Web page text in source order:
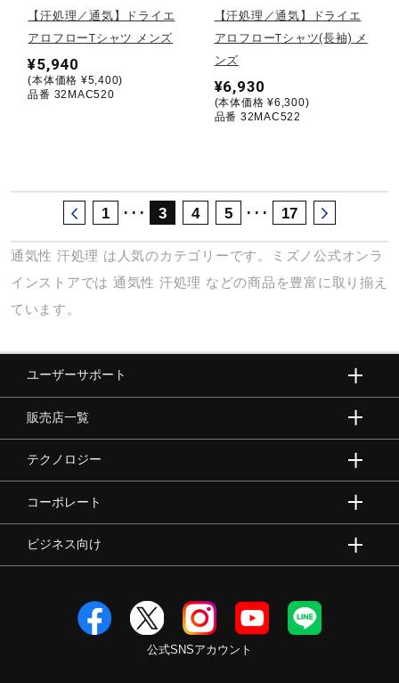
取扱店一覧
【汗処理／通気】ドライエ
アロフローTシャツ メンズ
¥5,940
(本体価格 ¥5,400)
品番 32MAC520
【汗処理／通気】ドライエ
アロフローTシャツ(長袖) メ
ンズ
¥6,930
(本体価格 ¥6,300)
品番 32MAC522
1 ･･･ 3 4 5 ･･･ 17
通気性 汗処理 は人気のカテゴリーです。ミズノ公式オンラ
インストアでは 通気性 汗処理 などの商品を豊富に取り揃え
ています。
ユーザーサポート
販売店一覧
テクノロジー
コーポレート
ビジネス向け
公式SNSアカウント